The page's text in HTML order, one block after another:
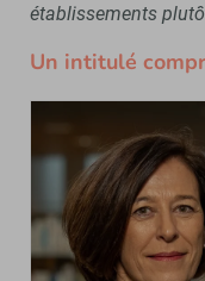
établissements
Un intitulé